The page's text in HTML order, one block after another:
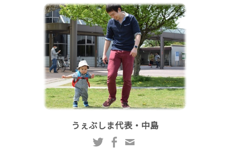
うぇぶしま代表・中島